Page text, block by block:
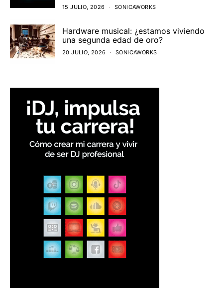
15 JULIO, 2026 SONICAWORKS
Hardware musical: ¿estamos viviendo
una segunda edad de oro?
20 JULIO, 2026 SONICAWORKS